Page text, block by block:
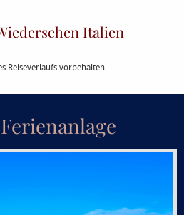
Italien
Reiseverlaufs vorbehalten